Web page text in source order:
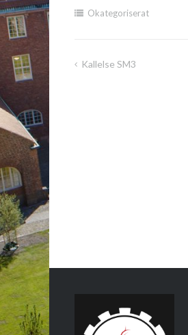
Okategoriserat
Inläggsnavigering
Kallelse SM3